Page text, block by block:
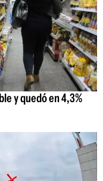
y quedó en 4,3%